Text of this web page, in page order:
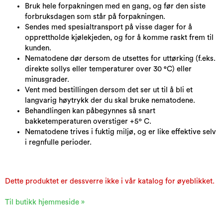
Bruk hele forpakningen med en gang, og før den siste
forbruksdagen som står på forpakningen.
Sendes med spesialtransport på visse dager for å
opprettholde kjølekjeden, og for å komme raskt frem til
kunden.
Nematodene dør dersom de utsettes for uttørking (f.eks.
direkte sollys eller temperaturer over 30 °C) eller
minusgrader.
Vent med bestillingen dersom det ser ut til å bli et
langvarig høytrykk der du skal bruke nematodene.
Behandlingen kan påbegynnes så snart
bakketemperaturen overstiger +5º C.
Nematodene trives i fuktig miljø, og er like effektive selv
i regnfulle perioder.
Dette produktet er dessverre ikke i vår katalog for øyeblikket.
Til butikk hjemmeside »